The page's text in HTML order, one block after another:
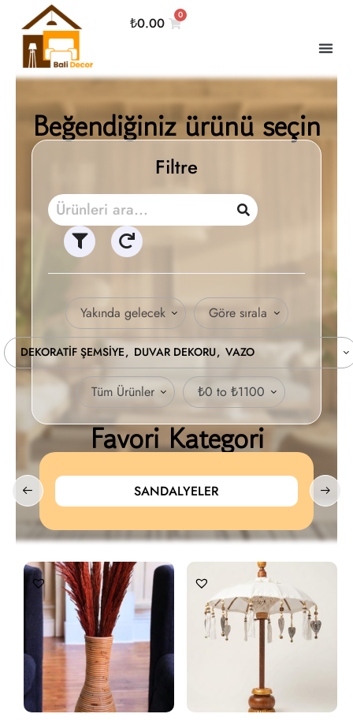
₺0.00 0
Beğendiğiniz ürünü seçin
Filtre
Yakında gelecek Göre sırala
DEKORATİF ŞEMSİYE DUVAR DEKORU VAZO
Tüm Ürünler ₺0 to ₺1100
Favori Kategori
SANDALYELER